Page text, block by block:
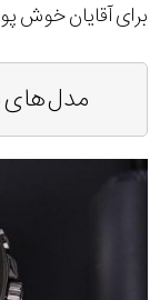
برای آقایان خوش
مدل های